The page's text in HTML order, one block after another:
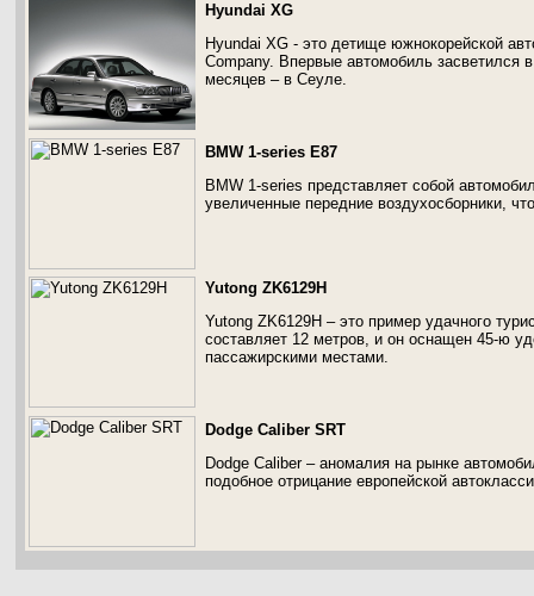
Hyundai XG
Hyundai XG - это детище южнокорейской
Company. Впервые автомобиль засветился
месяцев – в Сеуле.
BMW 1-series E87
BMW 1-series представляет собой
увеличенные передние воздухосборники,
Yutong ZK6129H
Yutong ZK6129H – это пример удачного
составляет 12 метров, и он оснащен 45-ю
пассажирскими местами.
Dodge Caliber SRT
Dodge Caliber – аномалия на рынке
подобное отрицание европейской